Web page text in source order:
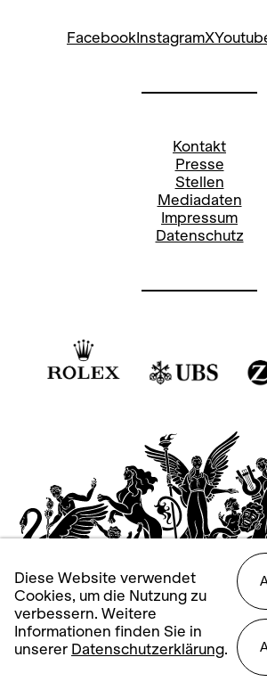
FacebookInstagramX
Kontakt
Presse
Stellen
Mediadaten
Impressum
Datenschutz
Diese Website verwendet
Cookies, um die Nutzung zu
verbessern. Weitere
Informationen finden Sie in
unserer Datenschutzerklärung.